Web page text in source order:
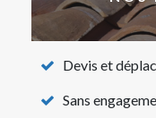
Devis et
Sans